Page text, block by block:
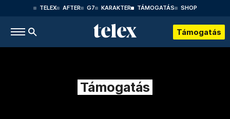
TELEX AFTER G7 KARAKTER TÁMOGATÁS SHOP
Támogatás
Támogatás